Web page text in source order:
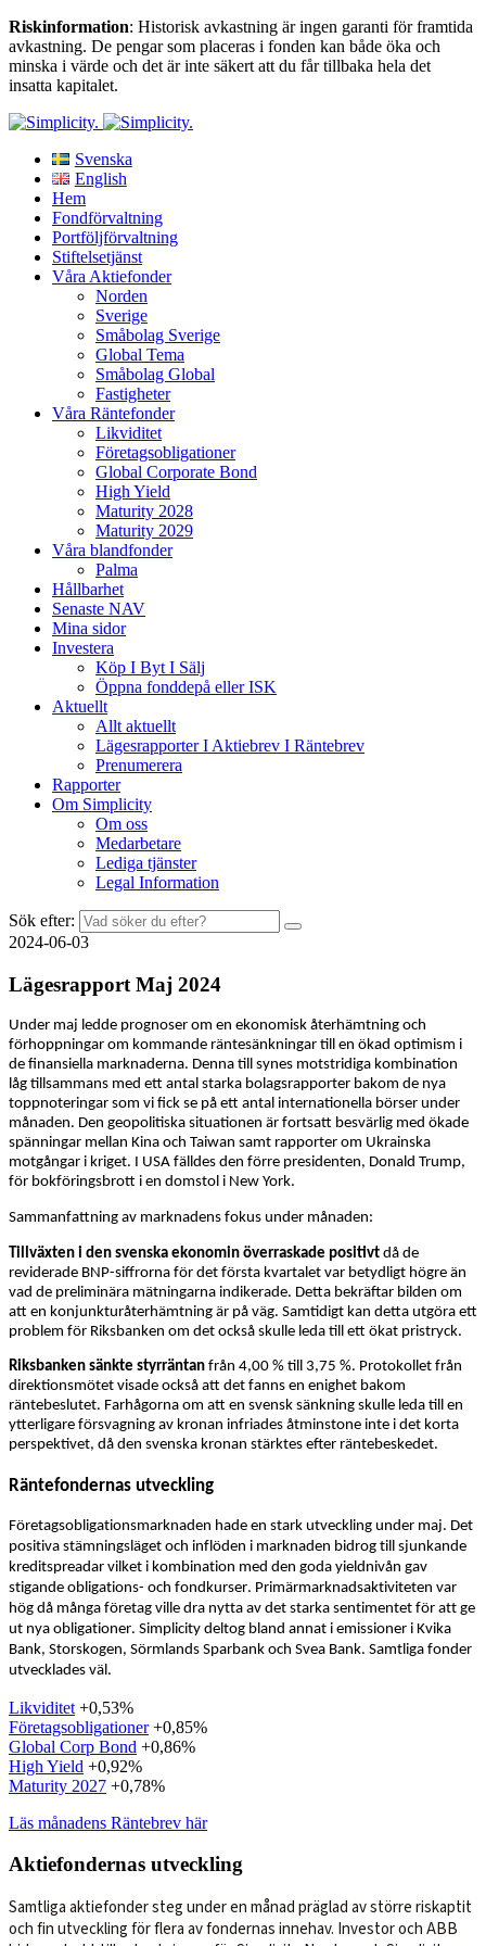
Riskinformation: Historisk avkastning är ingen garanti för framtida
avkastning. De pengar som placeras i fonden kan både öka och
minska i värde och det är inte säkert att du får tillbaka hela det
insatta kapitalet.
Svenska
English
Hem
Fondförvaltning
Portföljförvaltning
Stiftelsetjänst
Våra Aktiefonder
Norden
Sverige
Småbolag Sverige
Global Tema
Småbolag Global
Fastigheter
Våra Räntefonder
Likviditet
Företagsobligationer
Global Corporate Bond
High Yield
Maturity 2028
Maturity 2029
Våra blandfonder
Palma
Hållbarhet
Senaste NAV
Mina sidor
Investera
Köp I Byt I Sälj
Öppna fonddepå eller ISK
Aktuellt
Allt aktuellt
Lägesrapporter I Aktiebrev I Räntebrev
Prenumerera
Rapporter
Om Simplicity
Om oss
Medarbetare
Lediga tjänster
Legal Information
Sök efter:
2024-06-03
Lägesrapport Maj 2024
Under maj ledde prognoser om en ekonomisk återhämtning och
förhoppningar om kommande räntesänkningar till en ökad optimism i
de finansiella marknaderna. Denna till synes motstridiga kombination
låg tillsammans med ett antal starka bolagsrapporter bakom de nya
toppnoteringar som vi fick se på ett antal internationella börser under
månaden. Den geopolitiska situationen är fortsatt besvärlig med ökade
spänningar mellan Kina och Taiwan samt rapporter om Ukrainska
motgångar i kriget. I USA fälldes den förre presidenten, Donald Trump,
för bokföringsbrott i en domstol i New York.
Sammanfattning av marknadens fokus under månaden:
Tillväxten i den svenska ekonomin överraskade positivt då de
reviderade BNP-siffrorna för det första kvartalet var betydligt högre än
vad de preliminära mätningarna indikerade. Detta bekräftar bilden om
att en konjunkturåterhämtning är på väg. Samtidigt kan detta utgöra ett
problem för Riksbanken om det också skulle leda till ett ökat pristryck.
Riksbanken sänkte styrräntan från 4,00 % till 3,75 %. Protokollet från
direktionsmötet visade också att det fanns en enighet bakom
räntebeslutet. Farhågorna om att en svensk sänkning skulle leda till en
ytterligare försvagning av kronan infriades åtminstone inte i det korta
perspektivet, då den svenska kronan stärktes efter räntebeskedet.
Räntefondernas utveckling
Företagsobligationsmarknaden hade en stark utveckling under maj. Det
positiva stämningsläget och inflöden i marknaden bidrog till sjunkande
kreditspreadar vilket i kombination med den goda yieldnivån gav
stigande obligations- och fondkurser. Primärmarknadsaktiviteten var
hög då många företag ville dra nytta av det starka sentimentet för att ge
ut nya obligationer. Simplicity deltog bland annat i emissioner i Kvika
Bank, Storskogen, Sörmlands Sparbank och Svea Bank. Samtliga fonder
utvecklades väl.
Likviditet +0,53%
Företagsobligationer+0,85%
Global Corp Bond +0,86%
High Yield +0,92%
Maturity 2027 +0,78%
Läs månadens Räntebrev här
Aktiefondernas utveckling
Samtliga aktiefonder steg under en månad präglad av större riskaptit
och fin utveckling för flera av fondernas innehav. Investor och ABB